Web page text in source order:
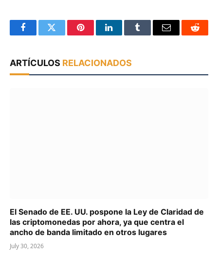
FacebookTwitter PinterestLinkedInTumblr Email Reddit
ARTÍCULOS RELACIONADOS
El Senado de EE. UU. pospone la Ley de Claridad de
las criptomonedas por ahora, ya que centra el
ancho de banda limitado en otros lugares
July 30, 2026